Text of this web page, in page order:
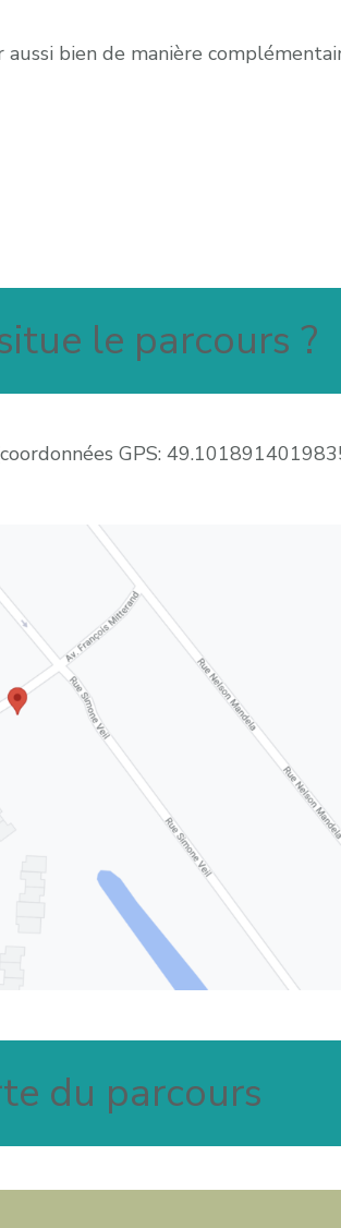
bien de manière
le parcours ?
GPS:
du parcours